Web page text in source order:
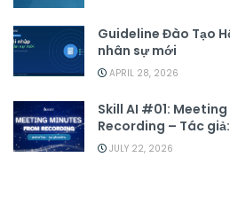
Guideline Đào Tạo
nhân sự mới
APRIL 28, 2026
Skill AI #01:
Recording – Tác
JULY 22, 2026